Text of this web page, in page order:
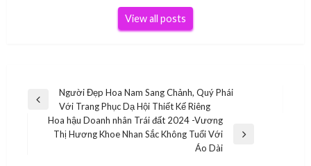
View all posts
Điều
hướng
Previous
Người Đẹp Hoa Nam Sang Chảnh, Quý Phái
Với Trang Phục Dạ Hội Thiết Kế Riêng
Next
Hoa hậu Doanh nhân Trái đất 2024 -Vương
Thị Hương Khoe Nhan Sắc Không Tuổi Với
Áo Dài